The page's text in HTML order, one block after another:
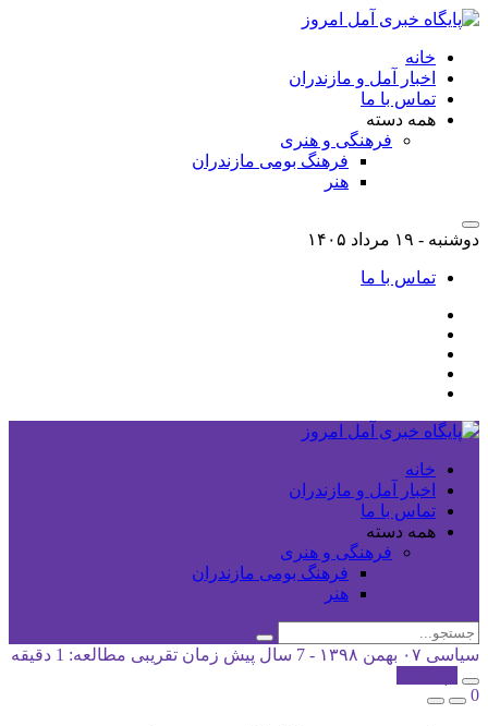
خانه
اخبار آمل و مازندران
تماس با ما
همه دسته
فرهنگی و هنری
فرهنگ بومی مازندران
هنر
دوشنبه - ۱۹ مرداد ۱۴۰۵
تماس با ما
خانه
اخبار آمل و مازندران
تماس با ما
همه دسته
فرهنگی و هنری
فرهنگ بومی مازندران
هنر
سیاسی ۰۷ بهمن ۱۳۹۸ - 7 سال پیش
زمان تقریبی مطالعه: 1 دقیقه
0